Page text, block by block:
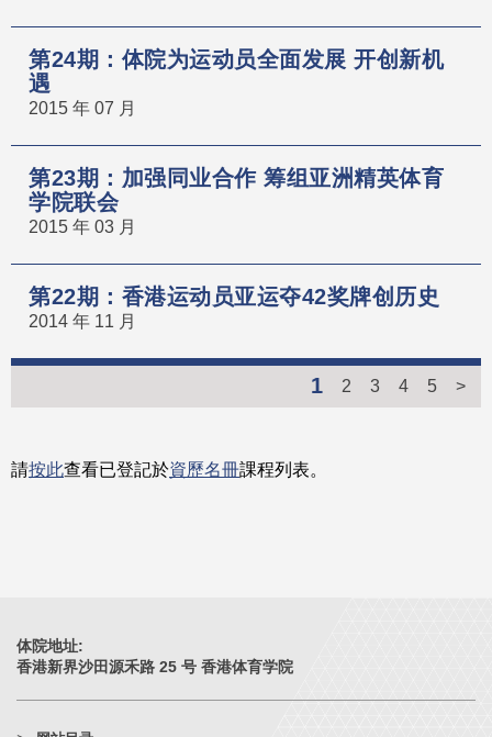
第24期：体院为运动员全面发展 开创新机
遇
2015 年 07 月
第23期：加强同业合作 筹组亚洲精英体育
学院联会
2015 年 03 月
第22期：香港运动员亚运夺42奖牌创历史
2014 年 11 月
1 2 3 4 5 >
請按此查看已登記於資歷名冊課程列表。
体院地址:
香港新界沙田源禾路 25 号 香港体育学院